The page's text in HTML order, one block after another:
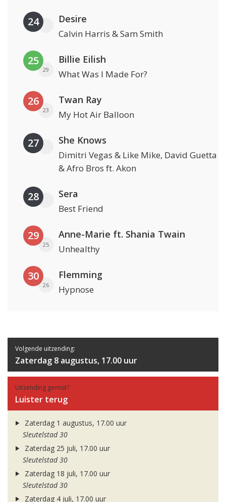
24 Desire
Calvin Harris & Sam Smith
25
29
Billie Eilish
What Was I Made For?
26
23
Twan Ray
My Hot Air Balloon
27 She Knows
Dimitri Vegas & Like Mike, David Guetta
& Afro Bros ft. Akon
28 Sera
Best Friend
29
25
Anne-Marie ft. Shania Twain
Unhealthy
30
26
Flemming
Hypnose
Volgende uitzending:
Zaterdag 8 augustus, 17.00 uur
Uitzending gemist?
Luister terug
Zaterdag 1 augustus, 17.00 uur
Sleutelstad 30
Zaterdag 25 juli, 17.00 uur
Sleutelstad 30
Zaterdag 18 juli, 17.00 uur
Sleutelstad 30
Zaterdag 4 juli, 17.00 uur